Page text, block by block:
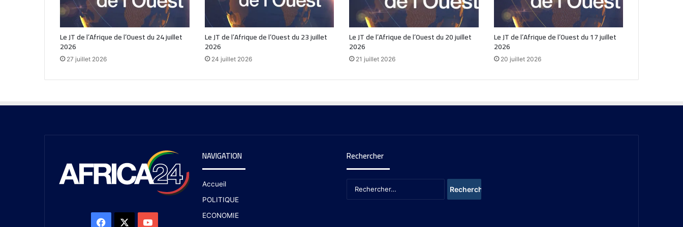
Le JT de l’Afrique de l’Ouest du 24 juillet
2026
27 juillet 2026
Le JT de l’Afrique de l’Ouest du 23 juillet
2026
24 juillet 2026
Le JT de l’Afrique de l’Ouest du 20 juillet
2026
21 juillet 2026
Le JT de l’Afrique de l’Ouest du 17 juillet
2026
20 juillet 2026
NAVIGATION
Accueil
POLITIQUE
ECONOMIE
Rechercher